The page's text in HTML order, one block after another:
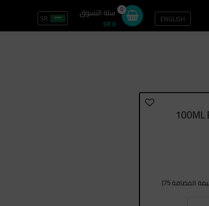
ENGLISH
0 سلة التسوق
SR 0
SRتسجيل الدخول / سجل
المضافة 75)